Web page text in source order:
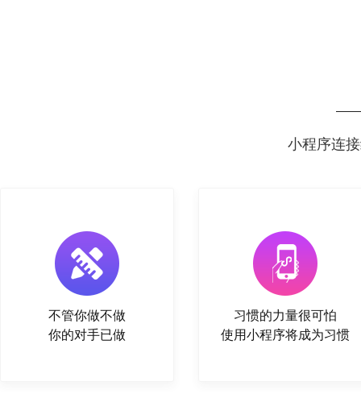
小程序连
不管你做不做
你的对手已做
习惯的力量很可怕
使用小程序将成为习惯